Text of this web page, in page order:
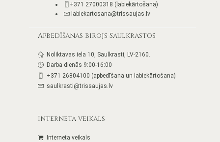
+371 27000318 (labiekārtošana)
labiekartosana@trissaujas.lv
Apbedīšanas birojs Saulkrastos
Noliktavas iela 10, Saulkrasti, LV-2160.
Darba dienās 9:00-16:00
+371 26804100 (apbedīšana un labiekārtošana)
saulkrasti@trissaujas.lv
Interneta veikals
Interneta veikals